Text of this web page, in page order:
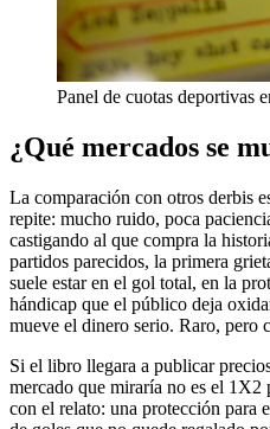
Panel de cuotas deportivas
¿Qué mercados se
La comparación con otros derbis
repite: mucho ruido, poca
castigando al que compra la
partidos parecidos, la primera
suele estar en el gol total, en la
hándicap que el público deja
mueve el dinero serio. Raro, pero
Si el libro llegara a publicar
mercado que miraría no es el 1X2
con el relato: una protección para